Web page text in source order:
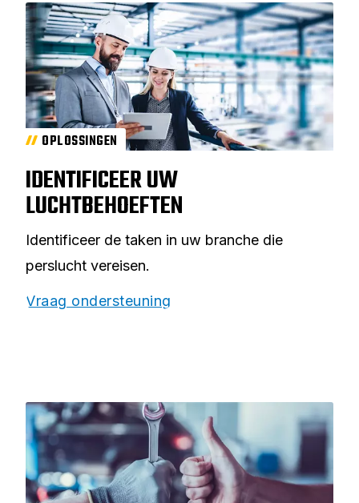
OPLOSSINGEN
IDENTIFICEER UW
LUCHTBEHOEFTEN
Identificeer de taken in uw branche die
perslucht vereisen.
Vraag ondersteuning